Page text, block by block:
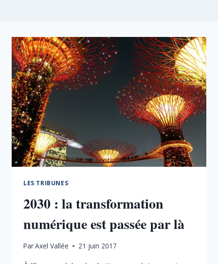
LES TRIBUNES
2030 : la transformation
numérique est passée par là
ParAxel Vallée 21 juin 2017